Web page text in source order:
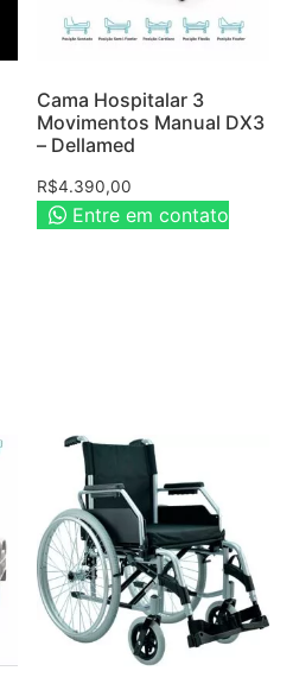
Cama Hospitalar 3
Movimentos Manual DX3
– Dellamed
R$4.390,00
Entre em contato